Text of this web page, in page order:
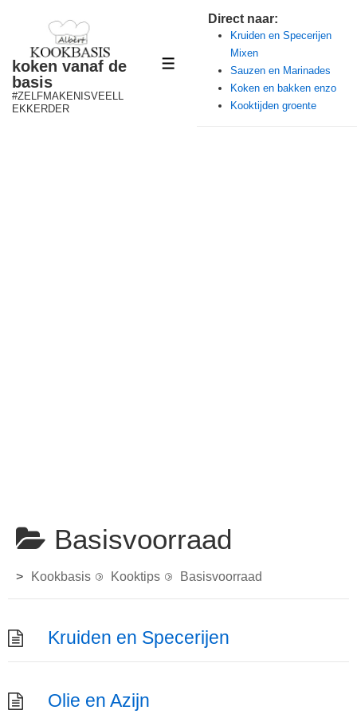
Doorgaan
hoofdinhoud
koken vanaf de
basis
#ZELFMAKENISVEELL
EKKERDER
MENU
Direct naar:
Kruiden en Specerijen
Mixen
Sauzen en Marinades
Koken en bakken enzo
Kooktijden groente
Basisvoorraad
> Kookbasis Kooktips Basisvoorraad
Kruiden en Specerijen
Olie en Azijn